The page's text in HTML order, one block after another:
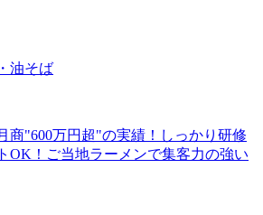
油そば
商"600万円超"の実績！しっかり研修
OK！ご当地ラーメンで集客力の強い